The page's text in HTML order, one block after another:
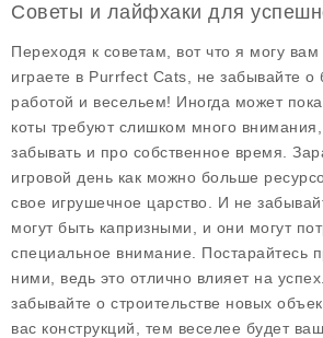
Советы и лайфхаки для
Переходя к советам, вот что я могу
играете в Purrfect Cats, не забывайте
работой и весельем! Иногда может
коты требуют слишком много
забывать и про собственное время.
игровой день как можно больше
свое игрушечное царство. И не
могут быть капризными, и они могут
специальное внимание. Постарайтесь
ними, ведь это отлично влияет на
забывайте о строительстве новых
вас конструкций, тем веселее будет